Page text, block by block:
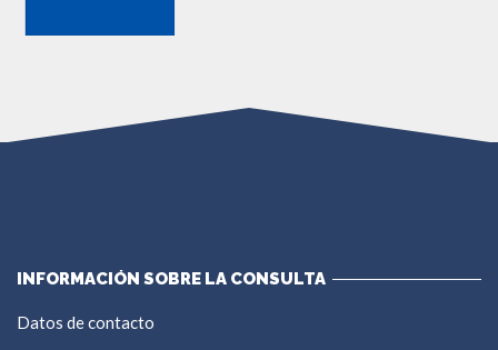
INFORMACIÓN SOBRE LA CONSULTA
Datos de contacto